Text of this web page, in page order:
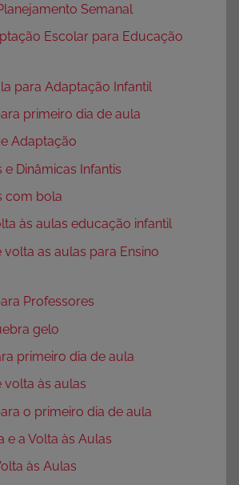
Semanal
Escolar para Educação
para Adaptação Infantil
primeiro dia de aula
Adaptação
e Dinâmicas Infantis
com bola
às aulas educação infantil
volta as aulas para Ensino
Professores
gelo
primeiro dia de aula
volta às aulas
o primeiro dia de aula
e a Volta às Aulas
às Aulas